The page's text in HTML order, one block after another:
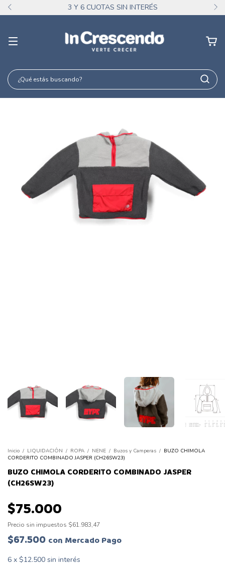
3 Y 6 CUOTAS SIN INTERÉS
Inicio / LIQUIDACIÓN / ROPA / NENE / Buzos y Camperas / BUZO CHIMOLA
CORDERITO COMBINADO JASPER (CH26SW23)
BUZO CHIMOLA CORDERITO COMBINADO JASPER
(CH26SW23)
$75.000
Precio sin impuestos $61.983,47
$67.500 con Mercado Pago
6 x $12.500 sin interés